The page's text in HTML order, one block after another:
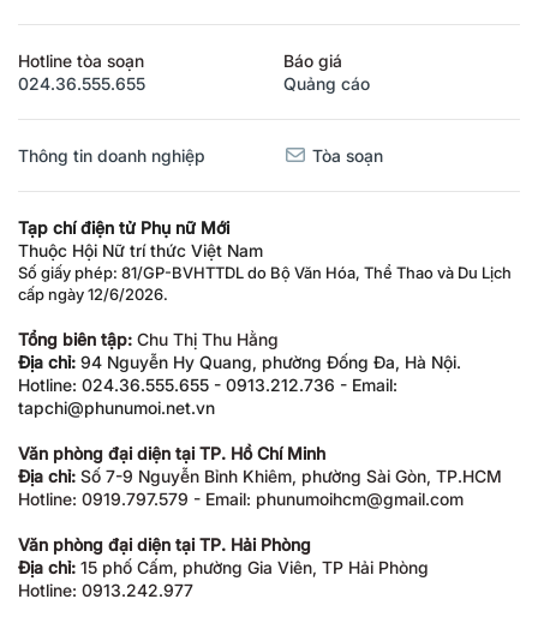
Hotline tòa soạn
024.36.555.655
Báo giá
Quảng cáo
Thông tin doanh nghiệp Tòa soạn
Tạp chí điện tử Phụ nữ Mới
Thuộc Hội Nữ trí thức Việt Nam
Số giấy phép: 81/GP-BVHTTDL do Bộ Văn Hóa, Thể Thao và Du Lịch
cấp ngày 12/6/2026.
Tổng biên tập: Chu Thị Thu Hằng
Địa chỉ: 94 Nguyễn Hy Quang, phường Đống Đa, Hà Nội.
Hotline: 024.36.555.655 - 0913.212.736 - Email:
tapchi@phunumoi.net.vn
Văn phòng đại diện tại TP. Hồ Chí Minh
Địa chỉ: Số 7-9 Nguyễn Bỉnh Khiêm, phường Sài Gòn, TP.HCM
Hotline: 0919.797.579 - Email: phunumoihcm@gmail.com
Văn phòng đại diện tại TP. Hải Phòng
Địa chỉ: 15 phố Cấm, phường Gia Viên, TP Hải Phòng
Hotline: 0913.242.977